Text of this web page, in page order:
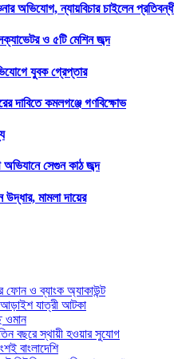
অভিযোগ, ন্যায়বিচার চাইলেন
ও ৫টি মেশিন জব্দ
যুবক গ্রেপ্তার
দাবিতে কমলগঞ্জে গণবিক্ষোভ
অভিযানে সেগুন কাঠ জব্দ
মামলা দায়ের
ফোন ও ব্যাংক অ্যাকাউন্ট
আড়াইশ যাত্রী আটকা
ওমান
বছরে স্থায়ী হওয়ার সুযোগ
বাংলাদেশি